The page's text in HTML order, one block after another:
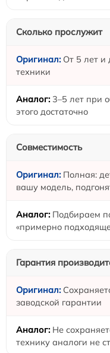
Сколько прослужит
От 5 лет и
техники
3–5 лет при
этого достаточно
Совместимость
Полная:
вашу модель,
Подбираем
«примерно
Гарантия
заводской гарантии
Не
технику аналоги не